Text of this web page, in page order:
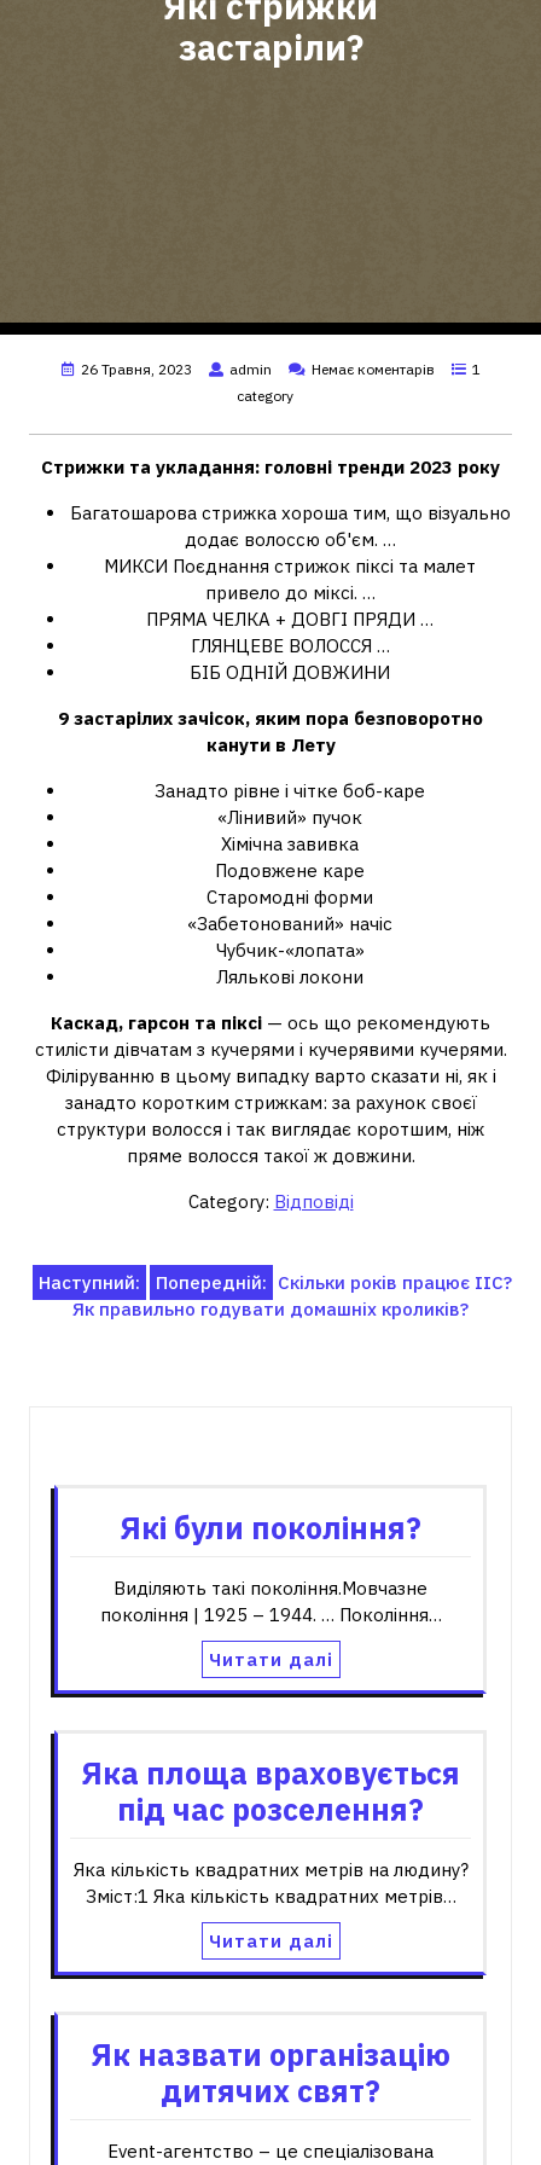
застаріли?
26 Травня, 2023 admin Немає коментарів
1
category
Стрижки та укладання: головні тренди 2023 року
Багатошарова стрижка хороша тим, що візуально
додає волоссю об'єм. …
МИКСИ Поєднання стрижок піксі та малет
привело до міксі. …
ПРЯМА ЧЕЛКА + ДОВГІ ПРЯДИ …
ГЛЯНЦЕВЕ ВОЛОССЯ …
БІБ ОДНІЙ ДОВЖИНИ
9 застарілих зачісок, яким пора безповоротно
канути в Лету
Занадто рівне і чітке боб-каре
«Лінивий» пучок
Хімічна завивка
Подовжене каре
Старомодні форми
«Забетонований» начіс
Чубчик-«лопата»
Лялькові локони
Каскад, гарсон та піксі — ось що рекомендують
стилісти дівчатам з кучерями і кучерявими кучерями.
Філіруванню в цьому випадку варто сказати ні, як і
занадто коротким стрижкам: за рахунок своєї
структури волосся і так виглядає коротшим, ніж
пряме волосся такої ж довжини.
Category: Відповіді
Навігація
записів
Попередній: Скільки років працює ІІС?
Наступний:
Як правильно годувати домашніх кроликів?
Які були покоління?
Виділяють такі покоління.Мовчазне
покоління | 1925 – 1944. … Покоління…
Читати далі
Яка площа враховується
під час розселення?
Яка кількість квадратних метрів на людину?
Зміст:1 Яка кількість квадратних метрів…
Читати далі
Як назвати організацію
дитячих свят?
Event-агентство – це спеціалізована